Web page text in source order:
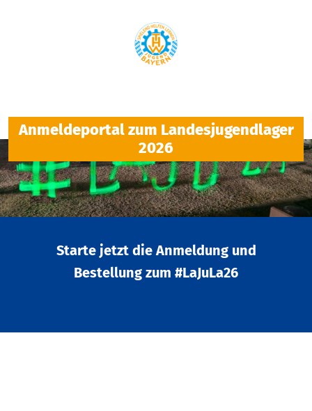
Starte jetzt die Anmeldung und
Bestellung zum #LaJuLa26
Anmeldeportal zum Landesjugendlager
2026